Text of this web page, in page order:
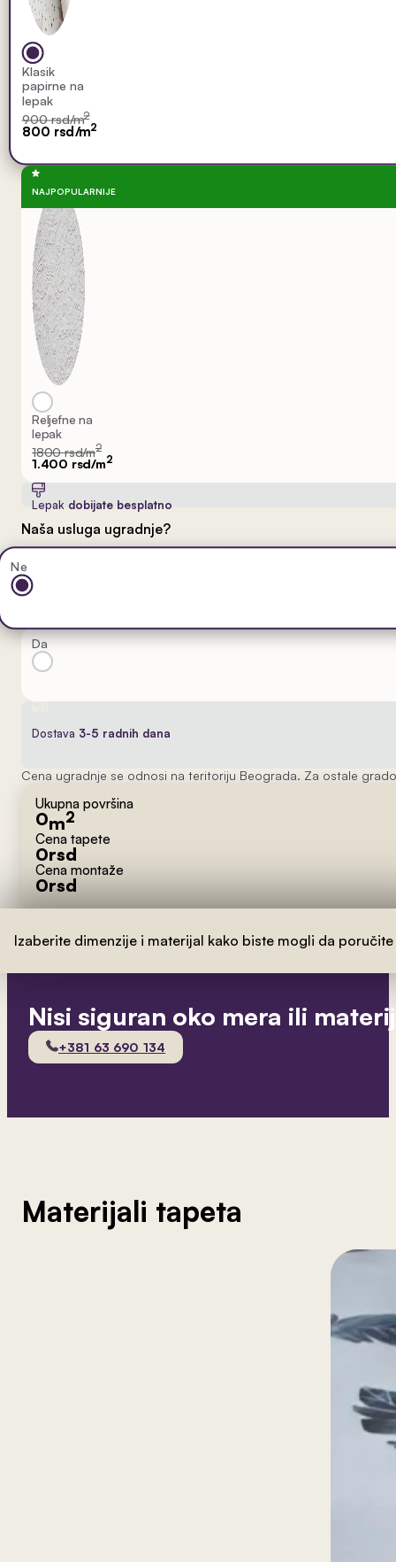
Klasik
papirne na
lepak
900 rsd/m2
800 rsd/m2
NAJPOPULARNIJE
Reljefne na
lepak
1800 rsd/m2
1.400 rsd/m2
Lepak dobijate besplatno
Naša usluga ugradnje?
Ne
Da
Dostava 3-5 radnih dana
Cena ugradnje se odnosi na teritoriju Beograda. Za ostale
Ukupna površina
0m2
Cena tapete
0rsd
Cena montaže
0rsd
Izaberite dimenzije i materijal kako biste mogli da
Nisi siguran oko mera ili
+381 63 690 134
Materijali tapeta